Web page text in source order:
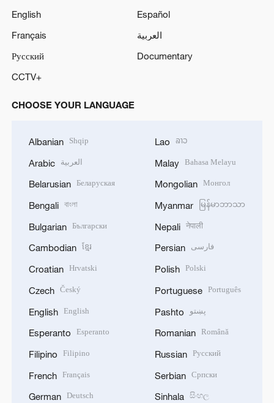
English
Español
Français
العربية
Русский
Documentary
CCTV+
CHOOSE YOUR LANGUAGE
Albanian Shqip
Arabic العربية
Belarusian Беларуская
Bengali বাংলা
Bulgarian Български
Cambodian ខ្មែរ
Croatian Hrvatski
Czech Český
English English
Esperanto Esperanto
Filipino Filipino
French Français
German Deutsch
Lao ລາວ
Malay Bahasa Melayu
Mongolian Монгол
Myanmar မြန်မာဘာသာ
Nepali नेपाली
Persian فارسی
Polish Polski
Portuguese Português
Pashto پښتو
Romanian Română
Russian Русский
Serbian Српски
Sinhala සිංහල